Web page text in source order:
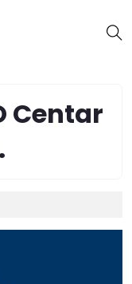
Centar